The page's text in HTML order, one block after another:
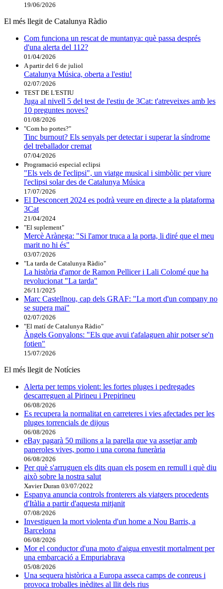
19/06/2026
El més llegit de Catalunya Ràdio
Com funciona un rescat de muntanya: què passa després
d'una alerta del 112?
01/04/2026
A partir del 6 de juliol
Catalunya Música, oberta a l'estiu!
02/07/2026
TEST DE L'ESTIU
Juga al nivell 5 del test de l'estiu de 3Cat: t'atreveixes amb les
10 preguntes noves?
01/08/2026
"Com ho portes?"
Tinc burnout? Els senyals per detectar i superar la síndrome
del treballador cremat
07/04/2026
Programació especial eclipsi
"Els vels de l'eclipsi", un viatge musical i simbòlic per viure
l'eclipsi solar des de Catalunya Música
17/07/2026
El Desconcert 2024 es podrà veure en directe a la plataforma
3Cat
21/04/2024
"El suplement"
Mercè Arànega: "Si l'amor truca a la porta, li diré que el meu
marit no hi és"
03/07/2026
"La tarda de Catalunya Ràdio"
La història d'amor de Ramon Pellicer i Lali Colomé que ha
revolucionat "La tarda"
26/11/2025
Marc Castellnou, cap dels GRAF: "La mort d'un company no
se supera mai"
02/07/2026
"El matí de Catalunya Ràdio"
Àngels Gonyalons: "Els que avui t'afalaguen ahir potser se'n
fotien"
15/07/2026
El més llegit de Notícies
Alerta per temps violent: les fortes pluges i pedregades
descarreguen al Pirineu i Prepirineu
06/08/2026
Es recupera la normalitat en carreteres i vies afectades per les
pluges torrencials de dijous
06/08/2026
eBay pagarà 50 milions a la parella que va assetjar amb
paneroles vives, porno i una corona funerària
06/08/2026
Per què s'arruguen els dits quan els posem en remull i què diu
això sobre la nostra salut
Xavier Duran 03/07/2022
Espanya anuncia controls fronterers als viatgers procedents
d'Itàlia a partir d'aquesta mitjanit
07/08/2026
Investiguen la mort violenta d'un home a Nou Barris, a
Barcelona
06/08/2026
Mor el conductor d'una moto d'aigua envestit mortalment per
una embarcació a Empuriabrava
05/08/2026
Una sequera històrica a Europa asseca camps de conreus i
provoca troballes inèdites al llit dels rius